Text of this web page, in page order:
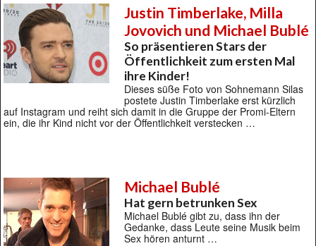
Justin Timberlake, Milla
Jovovich und Michael Bublé
So präsentieren Stars der
Öffentlichkeit zum ersten Mal
ihre Kinder!
Dieses süße Foto von Sohnemann Silas
postete Justin Timberlake erst kürzlich
auf Instagram und reiht sich damit in die Gruppe der Promi-Eltern
ein, die ihr Kind nicht vor der Öffentlichkeit verstecken …
Michael Bublé
Hat gern betrunken Sex
Michael Bublé gibt zu, dass ihn der
Gedanke, dass Leute seine Musik beim
Sex hören anturnt …